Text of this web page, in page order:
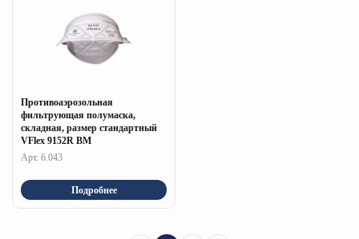
Противоаэрозольная
фильтрующая полумаска,
складная, размер стандартный
VFlex 9152R ВM
Арт. 6.043
Подробнее